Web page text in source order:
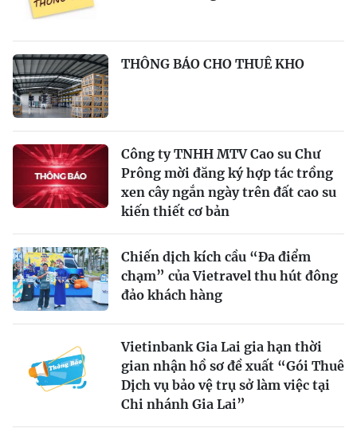
THÔNG BÁO CHO THUÊ KHO
Công ty TNHH MTV Cao su Chư
Prông mời đăng ký hợp tác trồng
xen cây ngắn ngày trên đất cao su
kiến thiết cơ bản
Chiến dịch kích cầu “Đa điểm
chạm” của Vietravel thu hút đông
đảo khách hàng
Vietinbank Gia Lai gia hạn thời
gian nhận hồ sơ đề xuất “Gói Thuê
Dịch vụ bảo vệ trụ sở làm việc tại
Chi nhánh Gia Lai”